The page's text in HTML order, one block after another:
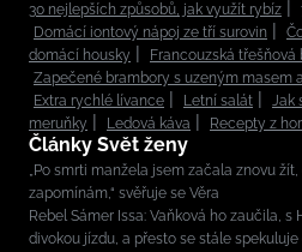
30 nejlepších způsobů, jak využít rybíz
Domácí iontový nápoj ze tří surovin
domácí housky
Francouzská
Zapečené brambory s uzeným masem
Extra rychlé lívance
Letní salát
Jak
meruňky
Ledová káva Recepty z
Články Svět ženy
„Po smrti manžela jsem začala znovu
zapomínám,“ svěřuje se Věra
Rebel Sámer Issa: Vaňková ho zaučila,
divokou jízdu, a přesto se stále